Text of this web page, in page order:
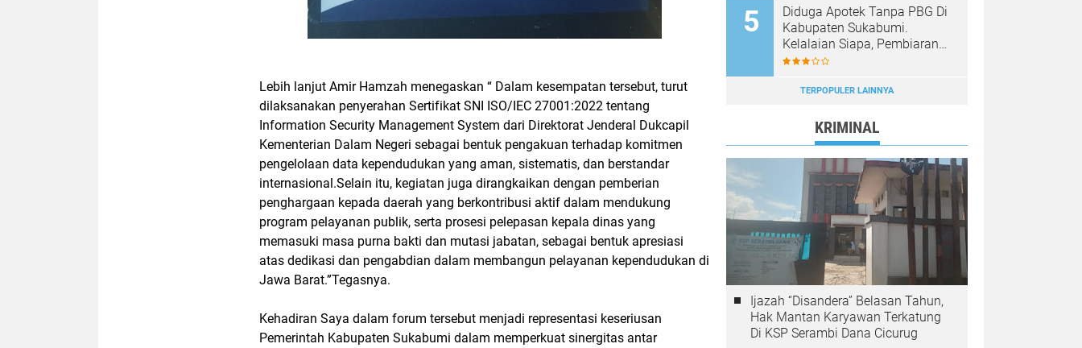
Lebih lanjut Amir Hamzah menegaskan “ Dalam kesempatan tersebut, turut
dilaksanakan penyerahan Sertifikat SNI ISO/IEC 27001:2022 tentang
Information Security Management System dari Direktorat Jenderal Dukcapil
Kementerian Dalam Negeri sebagai bentuk pengakuan terhadap komitmen
pengelolaan data kependudukan yang aman, sistematis, dan berstandar
internasional.Selain itu, kegiatan juga dirangkaikan dengan pemberian
penghargaan kepada daerah yang berkontribusi aktif dalam mendukung
program pelayanan publik, serta prosesi pelepasan kepala dinas yang
memasuki masa purna bakti dan mutasi jabatan, sebagai bentuk apresiasi
atas dedikasi dan pengabdian dalam membangun pelayanan kependudukan di
Jawa Barat.”Tegasnya.
Kehadiran Saya dalam forum tersebut menjadi representasi keseriusan
Pemerintah Kabupaten Sukabumi dalam memperkuat sinergitas antar
Diduga Apotek Tanpa PBG Di
Kabupaten Sukabumi.
Kelalaian Siapa, Pembiaran
Siapa……?
TERPOPULER LAINNYA
KRIMINAL
Ijazah “Disandera” Belasan Tahun,
Hak Mantan Karyawan Terkatung
Di KSP Serambi Dana Cicurug